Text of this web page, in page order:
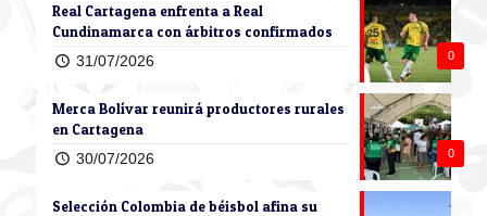
0
Real Cartagena enfrenta a Real
Cundinamarca con árbitros confirmados
31/07/2026
0
Merca Bolívar reunirá productores rurales
en Cartagena
30/07/2026
Selección Colombia de béisbol afina su